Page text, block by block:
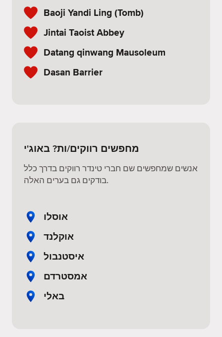
Baoji Yandi Ling (Tomb)
Jintai Taoist Abbey
Datang qinwang Mausoleum
Dasan Barrier
מחפשים רווקים/ות? באוג'י
אנשים שמחפשים שם חברי טינדר רווקים בדרך כלל
בודקים גם בערים האלה.
אוסלו
אוקלנד
איסטנבול
אמסטרדם
באלי